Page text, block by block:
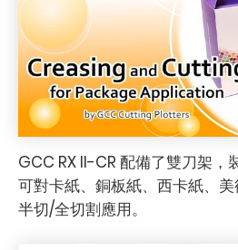
GCC RX II-CR 配備了雙刀架，
可對卡紙、銅板紙、西卡紙、
半切/全切割應用。